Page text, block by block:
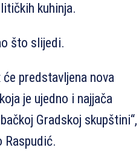
kuhinja.
što slijedi.
predstavljena nova
je ujedno i najjača
Gradskoj skupštini“,
Raspudić.